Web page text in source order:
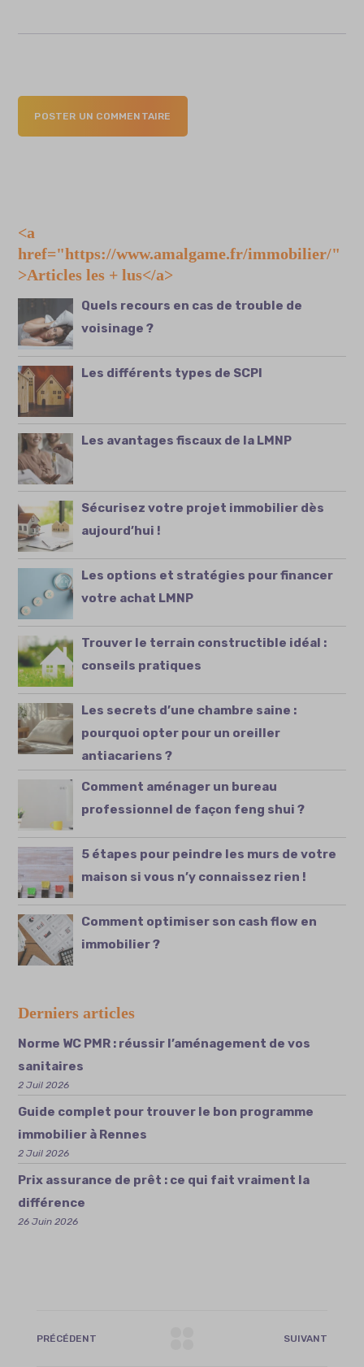
POSTER UN COMMENTAIRE
<a
href="https://www.amalgame.fr/immobilier/"
>Articles les + lus</a>
Quels recours en cas de trouble de
voisinage ?
Les différents types de SCPI
Les avantages fiscaux de la LMNP
Sécurisez votre projet immobilier dès
aujourd’hui !
Les options et stratégies pour financer
votre achat LMNP
Trouver le terrain constructible idéal :
conseils pratiques
Les secrets d’une chambre saine :
pourquoi opter pour un oreiller
antiacariens ?
Comment aménager un bureau
professionnel de façon feng shui ?
5 étapes pour peindre les murs de votre
maison si vous n’y connaissez rien !
Comment optimiser son cash flow en
immobilier ?
Derniers articles
Norme WC PMR : réussir l’aménagement de vos
sanitaires
2 Juil 2026
Guide complet pour trouver le bon programme
immobilier à Rennes
2 Juil 2026
Prix assurance de prêt : ce qui fait vraiment la
différence
26 Juin 2026
PRÉCÉDENT SUIVANT